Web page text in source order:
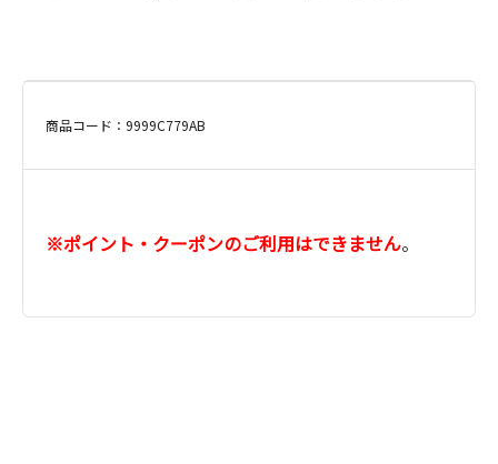
商品コード：9999C779AB
※ポイント・クーポンのご利用はできません。